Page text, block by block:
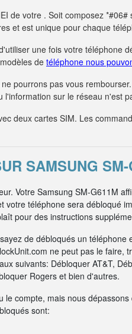
de votre . Soit composez *#06#
et est unique pour chaque
une fois votre téléphone
de téléphone nous
pourrons pas vous
sur le réseau n'est
deux cartes SIM. Les
SAMSUNG SM-
Votre Samsung SM-G611M
votre téléphone sera débloqué
pour des instructions
de débloqués un téléphone
ne peut pas le faire,
suivants: Débloquer AT&T,
Rogers et bien d'autres.
compte, mais nous
sont: